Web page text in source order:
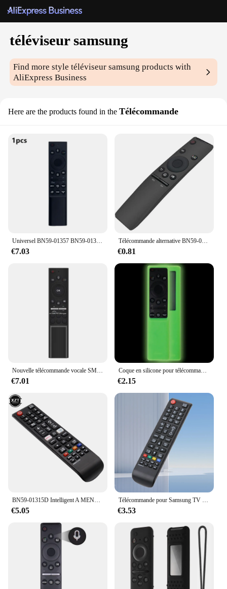
téléviseur samsung
Find more styletéléviseur samsung products with
AliExpress Business
Here are the products found in the Télécommande
Universel BN59-01357 BN59-01363 BN59-01380 BN59-01385 BN59-01391 Série Voix Télécommande Compatible avec Samsung TV QLED OLED 4K UH
€7.03
Télécommande alternative BN59-01329A Samsung TV LED QLED UHD SUHD HDR LCD HDTV 4K 8K 3D Incurvé Smart TV Smart R Control
€0.81
Nouvelle télécommande vocale SM-A6 adaptée à télévision QLED UHD FHD 4K 8K, nouvelle livraison directe
€7.01
Coque en silicone pour télécommande solaire Samsung TV Bn59-01357a/01363L/01364A TM -1990C Juste de protection Coque de remplacement
€2.15
BN59-01315D Intelligent A MENÉ LA TV À Télécommande IR Télécommande pour Samsung BN5901315D UA50RU7100XXY UA75RU710WXXY UA65RU7300
€5.05
Télécommande pour Samsung TV Smart TV Télécommande aa59-00603a AA59-00741A AA59-00496A AA59 Télécommande Universelle
€3.53